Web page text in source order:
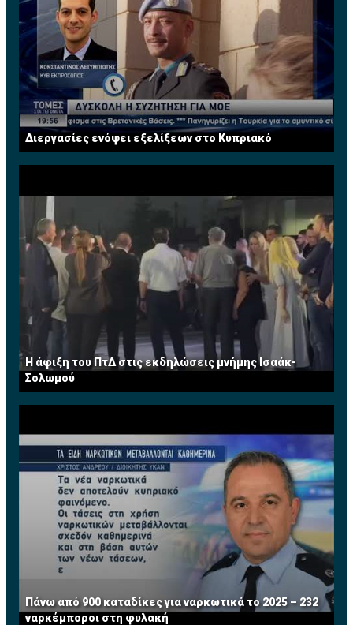
πρέπει να έχουν ολοκληρωθεί έως τις 23:00 τοπική
ώρα.
Σε ό, τι αφορά τα του παιχνιδιού τώρα, τα δύο πρώτα
σετ ήταν πραγματικό ντέρμπι. Εξού και κρίθηκαν στο
tie break, με τον Στέφανο να επικρατεί στο πρώτο και
τον Μάρεϊ να απαντά στο δεύτερο. Συνολικά, οι δύο
τενίστες... πρόλαβαν να μονομαχήσουν για 2 ώρες και
53 λεπτά, με τον Τσιτσιπά να φαίνεται να έχει
Διεργασίες ενόψει εξελίξεων στο Κυπριακό
Η άφιξη του ΠτΔ στις εκδηλώσεις μνήμης Ισαάκ-
Σολωμού
Πάνω από 900 καταδίκες για ναρκωτικά το 2025 – 232
ναρκέμποροι στη φυλακή